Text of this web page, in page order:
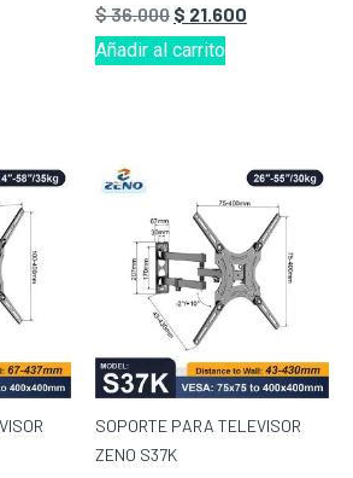
$36.000 $ 21.600
Añadir al carrito
SOPORTE PARA TELEVISOR
ZENO S37K